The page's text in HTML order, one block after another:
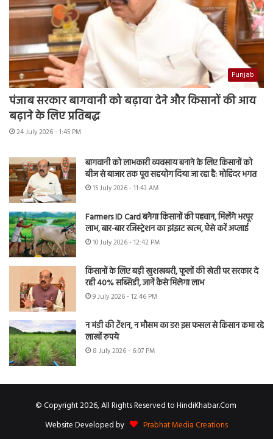
Punjab
पंजाब सरकार बागवानी को बढ़ावा देने और किसानों की आय
बढ़ाने के लिए प्रतिबद्ध
24 July 2026 - 1:45 PM
बागवानी को लाभकारी व्यवसाय बनाने के लिए किसानों को
बीज से बाजार तक पूरा सहयोग दिया जा रहा है: मोहिंदर भगत
15 July 2026 - 11:43 AM
Farmers ID Card बनेगा किसानों की पहचान, मिलेंगे भरपूर
लाभ, बार-बार रजिस्ट्रेशन का झंझट खत्म, ऐसे करें अप्लाई
10 July 2026 - 12:42 PM
किसानों के लिए बड़ी खुशखबरी, फूलों की खेती पर सरकार दे
रही 40% सब्सिडी, जानें कैसे मिलेगा लाभ
9 July 2026 - 12:46 PM
न मंडी की टेंशन, न मौसम का डर! इस फसल से किसान कमा रहे
लाखों रुपये
8 July 2026 - 6:07 PM
© Copyright 2026, All Rights Reserved to HindiKhabar.Com
Website Developed by
Prabhat Media Creations